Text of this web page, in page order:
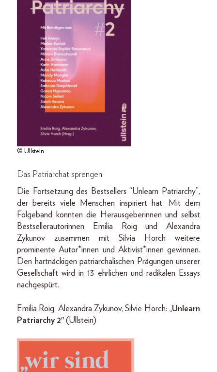
© Ullstein
Das Patriarchat sprengen
Die Fortsetzung des Bestsellers “Unlearn Patriarchy”,
der bereits viele Menschen inspiriert hat. Mit dem
Folgeband konnten die Herausgeberinnen und selbst
Bestsellerautorinnen Emilia Roig und Alexandra
Zykunov zusammen mit Silvia Horch weitere
prominente Autor*innen und Aktivist*innen gewinnen.
Den hartnäckigen patriarchalischen Prägungen unserer
Gesellschaft wird in 13 ehrlichen und radikalen Essays
nachgespürt.
Emilia Roig, Alexandra Zykunov, Silvie Horch: „Unlearn
Patriarchy 2″ (Ullstein)